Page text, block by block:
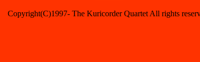
Copyright(C)1997- The Kuricorder Quartet All rights